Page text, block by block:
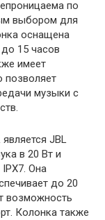
по
выбором для
оснащена
15 часов
имеет
позволяет
музыки с
JBL
в 20 Вт и
Она
до 20
возможность
Колонка также